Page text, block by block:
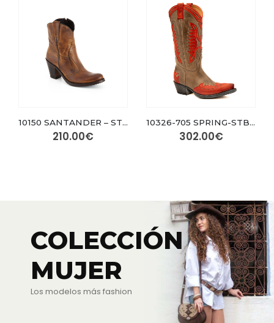
10150 SANTANDER – STBU DARK TAN
210.00€
10326-705 SPRING-STBU ROJO/STBU GRIS
302.00€
COLECCIÓN
MUJER
Los modelos más fashion